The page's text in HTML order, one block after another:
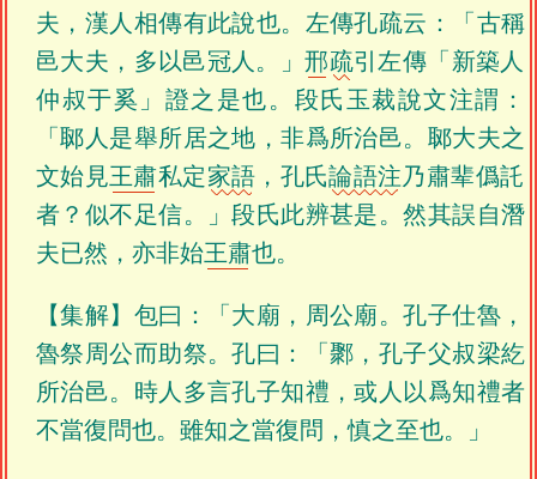
夫，漢人相傳有此說也。左傳孔疏云：「古稱
邑大夫，多以邑冠人。」邢疏引左傳「新築人
仲叔于奚」證之是也。段氏玉裁說文注謂：
「郰人是舉所居之地，非爲所治邑。郰大夫之
文始見王肅私定家語 ，孔氏論語注乃肅辈僞託
者？似不足信。」段氏此辨甚是。然其誤自潛
夫已然，亦非始王肅也。
【集解】包曰：「大廟，周公廟。孔子仕魯，
魯祭周公而助祭。孔曰：「鄹，孔子父叔梁紇
所治邑。時人多言孔子知禮，或人以爲知禮者
不當復問也。雖知之當復問，慎之至也。」